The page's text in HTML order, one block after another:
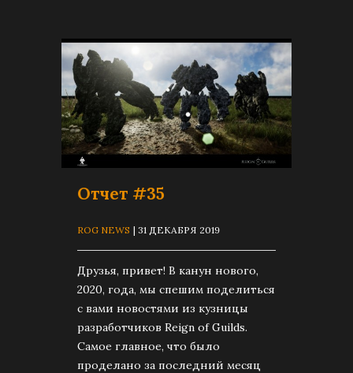
Отчет #35
ROG NEWS | 31 ДЕКАБРЯ 2019
Друзья, привет! В канун нового,
2020, года, мы спешим поделиться
с вами новостями из кузницы
разработчиков Reign of Guilds.
Самое главное, что было
проделано за последний месяц